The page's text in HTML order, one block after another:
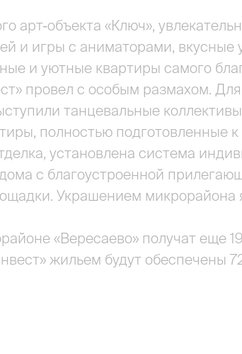
арт-объекта «Ключ»,
и игры с аниматорами, вкусные
и уютные квартиры самого
провел с особым размахом. Для
танцевальные
полностью подготовленные
установлена система
с благоустроенной
Украшением микрорайона
«Вересаево» получат еще
жильем будут обеспечены